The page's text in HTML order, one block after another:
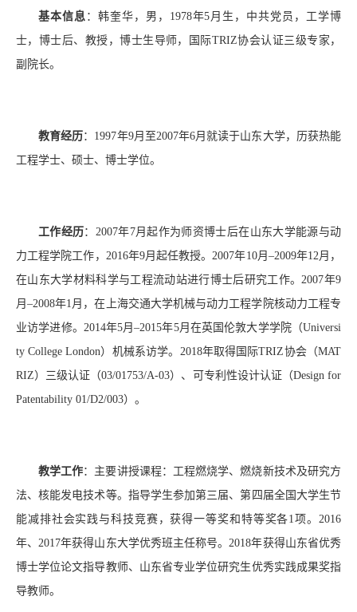
基本信息 ：韩奎华，男， 1978年5 月 生 ， 中共党员， 工学博
士， 博士后、 教授，博士生导师， 国际TRIZ协会认证三级专家，
副院长。
教育经历 ： 1997年9月至2007年6月就读于山东大学，历获热能
工程学士、硕士、博士学位。
工作经历 ： 2007年7月起作为师资博士后在山东大学能源与动
力工程学院工作， 2016年9月起任教授。 2007年10月 –2009年12 月，
在山东大学材料科学与工程流动站进行博士后研究工作。 2007年9
月–2008年1 月，在上海交通大学机械与动力工程学院核动力工程专
业访学进修。 2014年5月–2015年5月在英国伦敦大学学院（Universi
ty College London）机械系访学。 2018年取得国际TRIZ协会（MAT
RIZ）三级认证（03/01753/A-03）、可专利性设计认证（Design for
Patentability 01/D2/003）。
教学工作： 主要讲授课程：工程燃烧学、燃烧新技术及研究方
法、核能发电技术等。指导学生参加第三届、第四届全国大学生节
能减排社会实践与科技竞赛，获得一等奖和特等奖各1 项。 2016
年、 2017年获得山东大学优秀班主任称号。 2018年获得山东省优秀
博士学位论文指导教师、山东省专业学位研究生优秀实践成果奖指
导教师。